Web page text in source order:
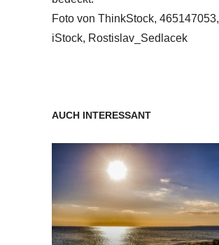
Foto von ThinkStock, 465147053,
iStock, Rostislav_Sedlacek
AUCH INTERESSANT